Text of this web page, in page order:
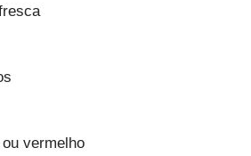
vermelho